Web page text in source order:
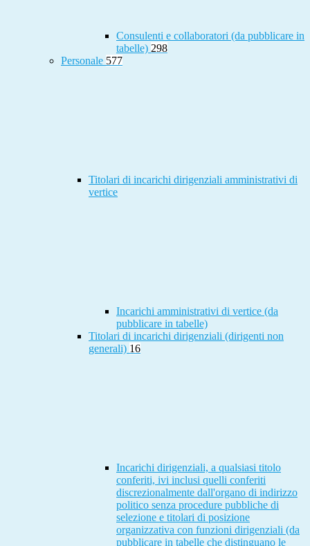
Consulenti e collaboratori (da pubblicare in
tabelle) 298
Personale 577
Titolari di incarichi dirigenziali amministrativi di
vertice
Incarichi amministrativi di vertice (da
pubblicare in tabelle)
Titolari di incarichi dirigenziali (dirigenti non
generali) 16
Incarichi dirigenziali, a qualsiasi titolo
conferiti, ivi inclusi quelli conferiti
discrezionalmente dall'organo di indirizzo
politico senza procedure pubbliche di
selezione e titolari di posizione
organizzativa con funzioni dirigenziali (da
pubblicare in tabelle che distinguano le